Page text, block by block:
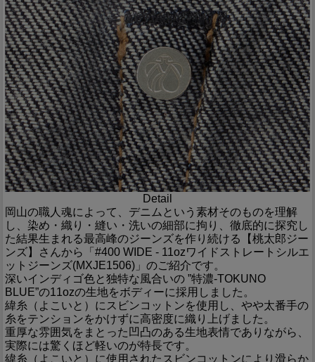
Detail
岡山の職人魂によって、デニムという素材そのものを理解
し、染め・織り・縫い・洗いの細部に拘り、徹底的に探究し
た結果生まれる最高峰のジーンズを作り続ける【桃太郎ジー
ンズ】さんから「#400 WIDE - 11ozワイドストレートシルエ
ットジーンズ(MXJE1506)」のご紹介です。
深いインディゴ色と独特な風合いの ”特濃-TOKUNO
BLUE”の11ozの生地をボディーに採用しました。
緯糸（よこいと）にスビンコットンを使用し、やや太番手の
糸をテンションをかけずに高密度に織り上げました。
重厚な雰囲気をまとった凹凸のある生地表情でありながら、
実際には驚くほど軽いのが特長です。
緯糸（よこいと）に使用されたスビンコットンにより滑らか